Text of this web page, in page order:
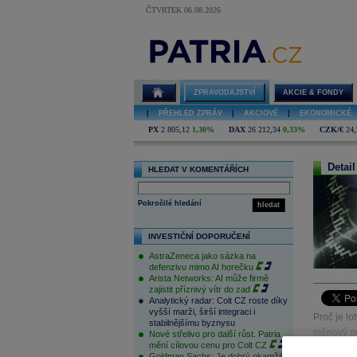
ČTVRTEK 06.08.2026
ZPRAVODAJSTVÍ AKCIE & FONDY
PŘEHLED ZPRÁV AKCIOVÉ EKONOMICKÉ
PX 2 805,12 1,30% DAX 26 212,34 0,33% CZK/€
HLEDAT V KOMENTÁŘÍCH
hledat
Pokročilé hledání
INVESTIČNÍ DOPORUČENÍ
AstraZeneca jako sázka na
defenzivu mimo AI horečku
Arista Networks: AI může firmě
zajistit příznivý vítr do zad
Analytický radar: Colt CZ roste díky
vyšší marži, širší integraci i
stabilnějšímu byznysu
Nové střelivo pro další růst. Patria
mění cílovou cenu pro Colt CZ
Proč je
měnový